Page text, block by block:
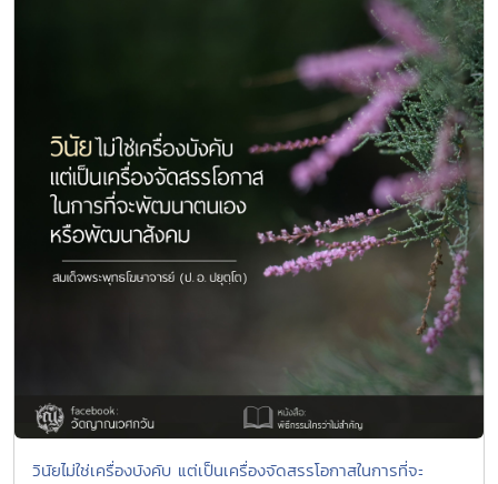
วินัยไม่ใช่เครื่องบังคับ แต่เป็นเครื่องจัดสรรโอกาสในการที่จะ